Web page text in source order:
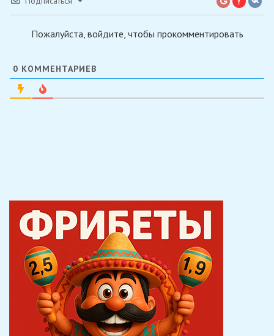
Пожалуйста, войдите, чтобы прокомментировать
0 КОММЕНТАРИЕВ